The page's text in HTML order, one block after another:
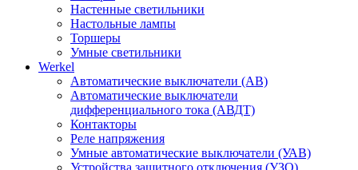
Настенные светильники
Настольные лампы
Торшеры
Умные светильники
Werkel
Автоматические выключатели (АВ)
Автоматические выключатели
дифференциального тока (АВДТ)
Контакторы
Реле напряжения
Умные автоматические выключатели (УАВ)